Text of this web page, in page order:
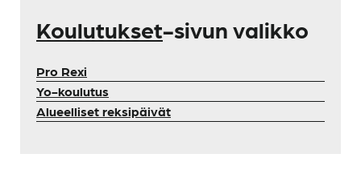
Koulutukset-sivun valikko
Pro Rexi
Yo-koulutus
Alueelliset reksipäivät